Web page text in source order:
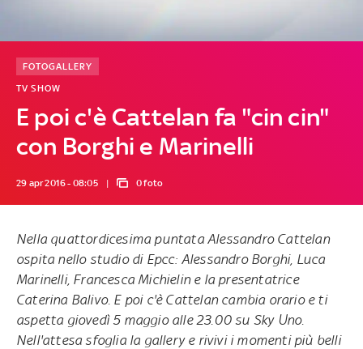
E poi c'è Cattelan fa "cin cin"
con Borghi e Marinelli
TV SHOW
FOTOGALLERY
29 apr 2016 - 08:05 0 foto
Nella quattordicesima puntata Alessandro Cattelan
ospita nello studio di Epcc: Alessandro Borghi, Luca
Marinelli, Francesca Michielin e la presentatrice
Caterina Balivo. E poi c'è Cattelan cambia orario e ti
aspetta giovedì 5 maggio alle 23.00 su Sky Uno.
Nell'attesa sfoglia la gallery e rivivi i momenti più belli